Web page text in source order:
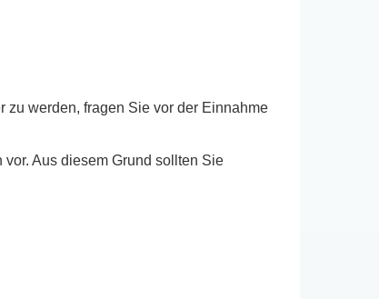
werden, fragen Sie vor der Einnahme
Aus diesem Grund sollten Sie